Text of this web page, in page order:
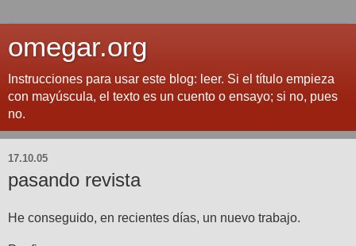
omegar.org
Instrucciones para usar este blog: leer. Si el título empieza
con mayúscula, el texto es un cuento o ensayo; si no, pues
no.
17.10.05
pasando revista
He conseguido, en recientes días, un nuevo trabajo.